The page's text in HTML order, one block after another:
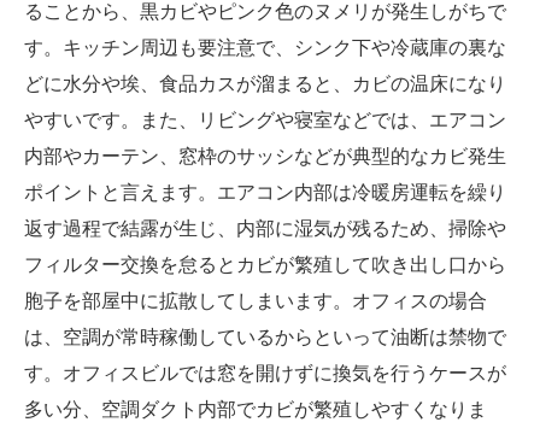
ることから、黒カビやピンク色のヌメリが発生しがちで
す。キッチン周辺も要注意で、シンク下や冷蔵庫の裏な
どに水分や埃、食品カスが溜まると、カビの温床になり
やすいです。また、リビングや寝室などでは、エアコン
内部やカーテン、窓枠のサッシなどが典型的なカビ発生
ポイントと言えます。エアコン内部は冷暖房運転を繰り
返す過程で結露が生じ、内部に湿気が残るため、掃除や
フィルター交換を怠るとカビが繁殖して吹き出し口から
胞子を部屋中に拡散してしまいます。オフィスの場合
は、空調が常時稼働しているからといって油断は禁物で
す。オフィスビルでは窓を開けずに換気を行うケースが
多い分、空調ダクト内部でカビが繁殖しやすくなりま